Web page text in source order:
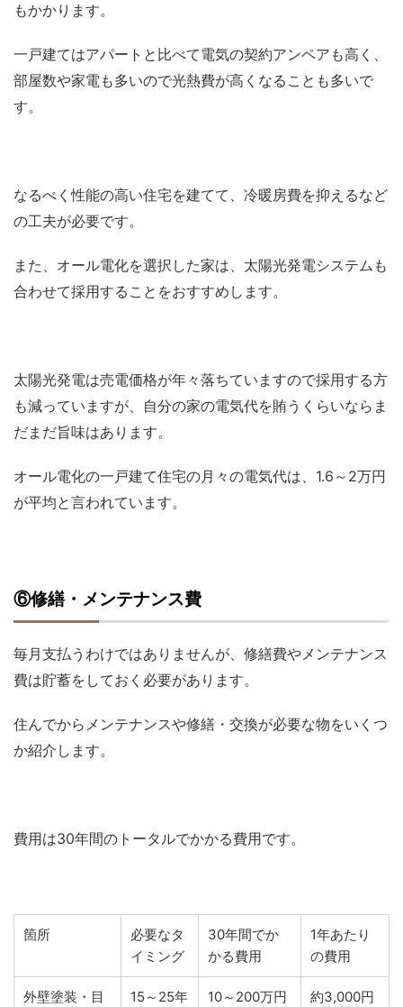
もかかります。
一戸建てはアパートと比べて電気の契約アンペアも高く、
部屋数や家電も多いので光熱費が高くなることも多いで
す。
なるべく性能の高い住宅を建てて、冷暖房費を抑えるなど
の工夫が必要です。
また、オール電化を選択した家は、太陽光発電システムも
合わせて採用することをおすすめします。
太陽光発電は売電価格が年々落ちていますので採用する方
も減っていますが、自分の家の電気代を賄うくらいならま
だまだ旨味はあります。
オール電化の一戸建て住宅の月々の電気代は、1.6～2万円
が平均と言われています。
⑥修繕・メンテナンス費
毎月支払うわけではありませんが、修繕費やメンテナンス
費は貯蓄をしておく必要があります。
住んでからメンテナンスや修繕・交換が必要な物をいくつ
か紹介します。
費用は30年間のトータルでかかる費用です。
箇所
必要なタ
イミング
30年間でか
かる費用
1年あたり
の費用
外壁塗装・目 15～25年 10～200万円 約3,000円